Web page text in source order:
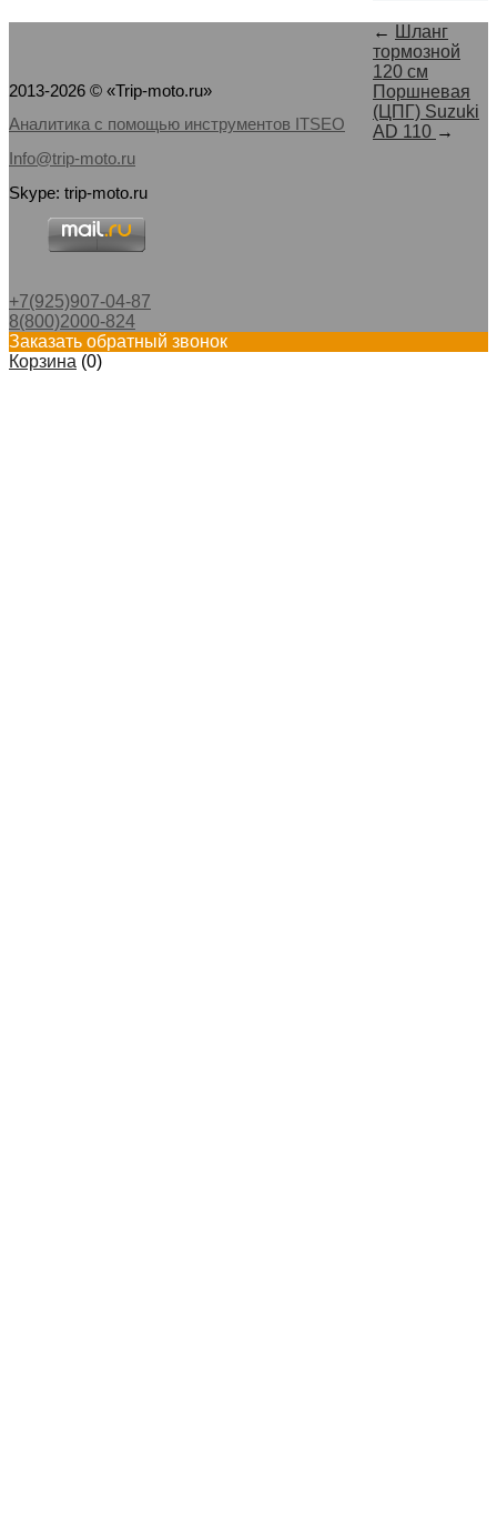
← Шланг
тормозной
120 см
Поршневая
(ЦПГ) Suzuki
AD 110 →
2013-2026 © «Trip-moto.ru»
Аналитика с помощью инструментов ITSEO
Info@trip-moto.ru
Skype: trip-moto.ru
+7(925)907-04-87
8(800)2000-824
Заказать обратный звонок
Корзина (0)